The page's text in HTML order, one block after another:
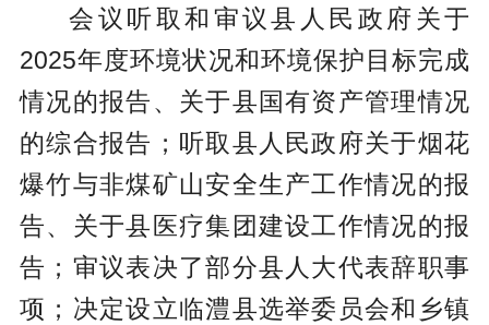
会议听取和审议县人民政府关于
2025年度环境状况和环境保护目标完成
情况的报告、关于县国有资产管理情况
的综合报告；听取县人民政府关于烟花
爆竹与非煤矿山安全生产工作情况的报
告、关于县医疗集团建设工作情况的报
告；审议表决了部分县人大代表辞职事
项；决定设立临澧县选举委员会和乡镇